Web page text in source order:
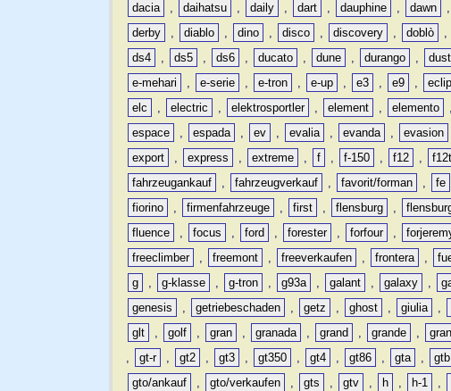
dacia
, daihatsu , daily , dart , dauphine , dawn ,
derby
, diablo , dino , disco , discovery , doblò ,
ds4
, ds5 , ds6 , ducato , dune , durango ,
e-mehari
, e-serie , e-tron , e-up , e3 , e9 ,
elc
, electric , elektrosportler , element , elemento ,
espace
, espada , ev , evalia , evanda , evasion
export
, express , extreme , f , f-150 , f12 ,
fahrzeugankauf
, fahrzeugverkauf , favorit/forman , fe
fiorino
, firmenfahrzeuge , first , flensburg ,
fluence
, focus , ford , forester , forfour ,
freeclimber
, freemont , freeverkaufen , frontera ,
g
, g-klasse , g-tron , g93a , galant , galaxy ,
genesis
, getriebeschaden , getz , ghost , giulia ,
glt
, golf , gran , granada , grand , grande ,
,
gt-r , gt2 , gt3 , gt350 , gt4 , gt86 , gta , gtb
gto/ankauf
, gto/verkaufen , gts , gtv , h , h-1 ,